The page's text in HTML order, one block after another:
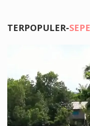
TERPOPULER-